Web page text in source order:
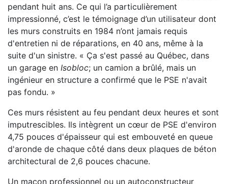
pendant huit ans. Ce qui l’a particulièrement
impressionné, c’est le témoignage d’un utilisateur dont
les murs construits en 1984 n’ont jamais requis
d'entretien ni de réparations, en 40 ans, même à la
suite d'un sinistre. « Ça s'est passé au Québec, dans
un garage en Isobloc; un camion a brûlé, mais un
ingénieur en structure a confirmé que le PSE n'avait
pas fondu. »
Ces murs résistent au feu pendant deux heures et sont
imputrescibles. Ils intègrent un cœur de PSE d'environ
4,75 pouces d'épaisseur qui est embouveté en queue
d'aronde de chaque côté dans deux plaques de béton
architectural de 2,6 pouces chacune.
Un maçon professionnel ou un autoconstructeur